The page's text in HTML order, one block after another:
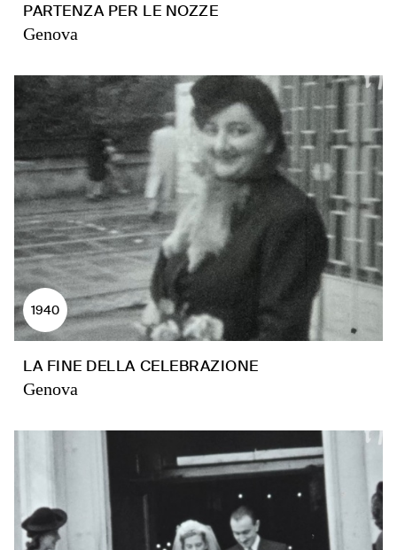
PARTENZA PER LE NOZZE
Genova
1940
LA FINE DELLA CELEBRAZIONE
Genova